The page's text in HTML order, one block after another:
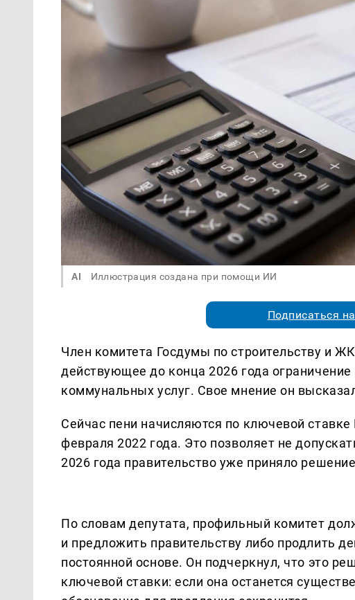
AI Иллюстрация создана при помощи ИИ
Подписаться
Член комитета Госдумы по строительству и
действующее до конца 2026 года
коммунальных услуг. Свое мнение он
Сейчас пени начисляются по ключевой
февраля 2022 года. Это позволяет не
2026 года правительство уже приняло
По словам депутата, профильный комитет
и предложить правительству либо продлить
постоянной основе. Он подчеркнул, что это
ключевой ставки: если она останется